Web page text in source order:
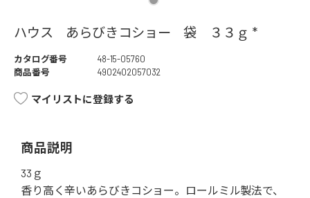
ハウス あらびきコショー 袋 ３３ｇ *
カタログ番号
48-15-05760
商品番号
4902402057032
マイリストに登録する
商品説明
33ｇ
香り高く辛いあらびきコショー。ロールミル製法で、